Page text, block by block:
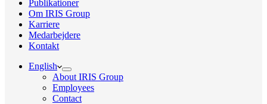
Publikationer
Om IRIS Group
Karriere
Medarbejdere
Kontakt
English
About IRIS Group
Employees
Contact